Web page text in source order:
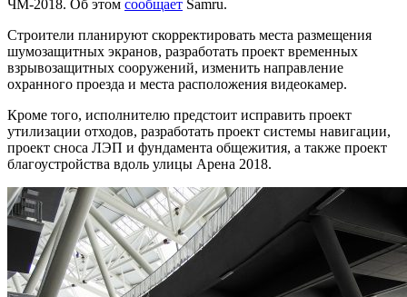
ЧМ-2018. Об этом сообщает Samru.
Строители планируют скорректировать места размещения
шумозащитных экранов, разработать проект временных
взрывозащитных сооружений, изменить направление
охранного проезда и места расположения видеокамер.
Кроме того, исполнителю предстоит исправить проект
утилизации отходов, разработать проект системы навигации,
проект сноса ЛЭП и фундамента общежития, а также проект
благоустройства вдоль улицы Арена 2018.